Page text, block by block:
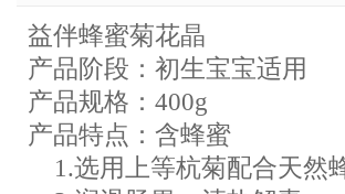
益伴蜂蜜菊花晶
产品阶段：初生宝宝适用
产品规格：400g
产品特点：含蜂蜜
1.选用上等杭菊配合天然